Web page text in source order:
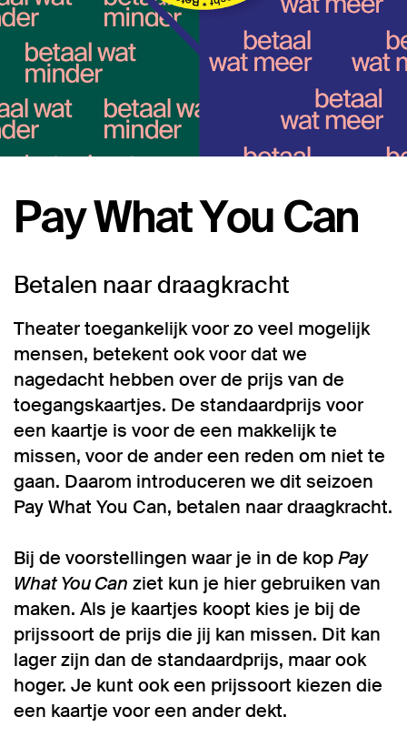
Pay What You Can
Betalen naar draagkracht
Theater toegankelijk voor zo veel mogelijk
mensen, betekent ook voor dat we
nagedacht hebben over de prijs van de
toegangskaartjes. De standaardprijs voor
een kaartje is voor de een makkelijk te
missen, voor de ander een reden om niet te
gaan. Daarom introduceren we dit seizoen
Pay What You Can, betalen naar draagkracht.
Bij de voorstellingen waar je in de kopPay
What You Can ziet kun je hier gebruiken van
maken. Als je kaartjes koopt kies je bij de
prijssoort de prijs die jij kan missen. Dit kan
lager zijn dan de standaardprijs, maar ook
hoger. Je kunt ook een prijssoort kiezen die
een kaartje voor een ander dekt.